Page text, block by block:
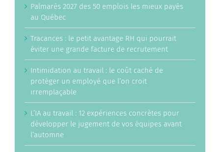
Palmarès 2027 des 50 emplois les mieux payés
au Québec
Tracances : le petit avantage RH qui pourrait
éviter une grande facture de recrutement
Intimidation au travail : le coût caché de
protéger un employé que l’on croit
irremplaçable
L’IA au travail : 12 expériences concrètes pour
développer le jugement de vos équipes avant
l’automne